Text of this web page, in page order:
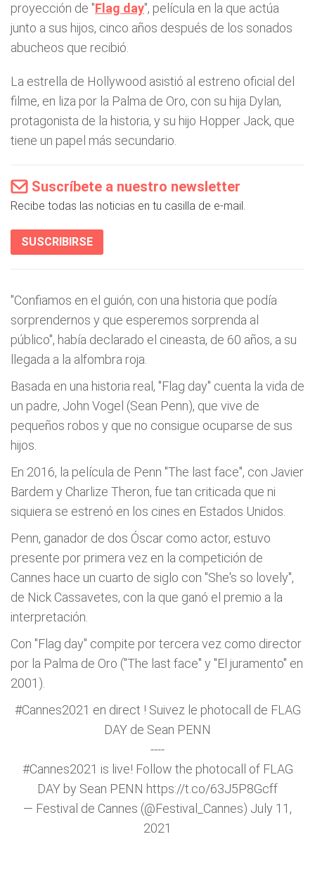
proyección de "Flag day", película en la que actúa
junto a sus hijos, cinco años después de los sonados
abucheos que recibió.
La estrella de Hollywood asistió al estreno oficial del
filme, en liza por la Palma de Oro, con su hija Dylan,
protagonista de la historia, y su hijo Hopper Jack, que
tiene un papel más secundario.
Suscríbete a nuestro newsletter
Recibe todas las noticias en tu casilla de e-mail.
SUSCRIBIRSE
"Confiamos en el guión, con una historia que podía
sorprendernos y que esperemos sorprenda al
público", había declarado el cineasta, de 60 años, a su
llegada a la alfombra roja.
Basada en una historia real, "Flag day" cuenta la vida de
un padre, John Vogel (Sean Penn), que vive de
pequeños robos y que no consigue ocuparse de sus
hijos.
En 2016, la película de Penn "The last face", con Javier
Bardem y Charlize Theron, fue tan criticada que ni
siquiera se estrenó en los cines en Estados Unidos.
Penn, ganador de dos Óscar como actor, estuvo
presente por primera vez en la competición de
Cannes hace un cuarto de siglo con "She's so lovely",
de Nick Cassavetes, con la que ganó el premio a la
interpretación.
Con "Flag day" compite por tercera vez como director
por la Palma de Oro ("The last face" y "El juramento" en
2001).
#Cannes2021 en direct ! Suivez le photocall de FLAG
DAY de Sean PENN
----
#Cannes2021 is live! Follow the photocall of FLAG
DAY by Sean PENN https://t.co/63J5P8Gcff
— Festival de Cannes (@Festival_Cannes) July 11,
2021